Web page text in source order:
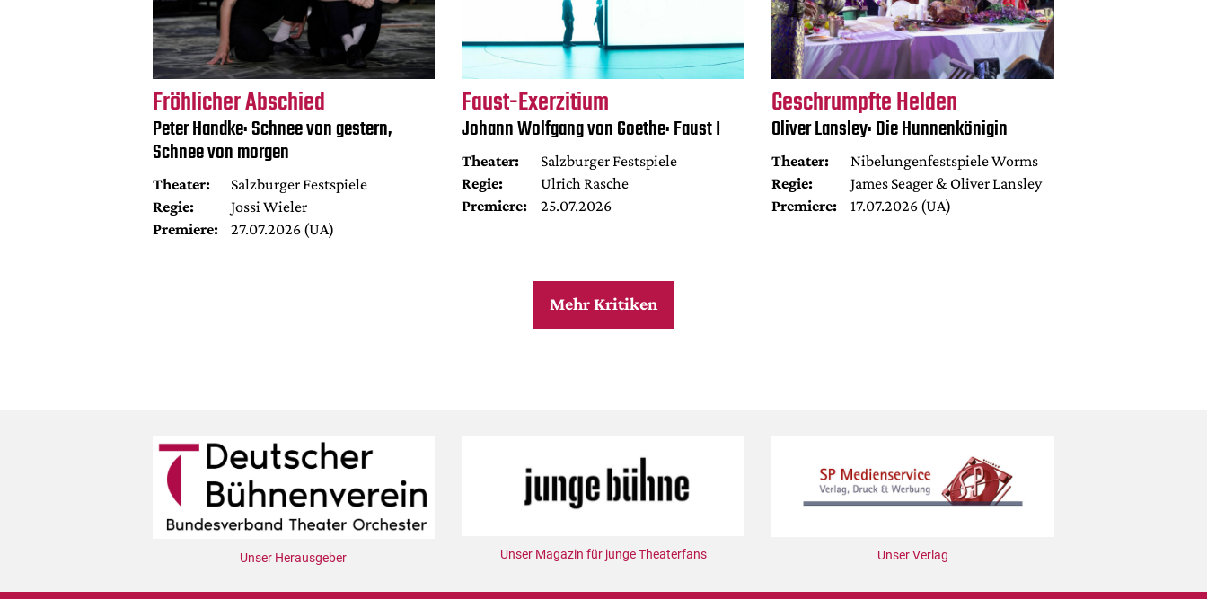
Fröhlicher Abschied
Peter Handke: Schnee von gestern,
Schnee von morgen
Theater:
Salzburger Festspiele
Regie:
Jossi Wieler
Premiere:
27.07.2026 (UA)
Faust-Exerzitium
Johann Wolfgang von Goethe: Faust I
Theater:
Salzburger Festspiele
Regie:
Ulrich Rasche
Premiere:
25.07.2026
Geschrumpfte Helden
Oliver Lansley: Die Hunnenkönigin
Theater:
Nibelungenfestspiele Worms
Regie:
James Seager & Oliver Lansley
Premiere:
17.07.2026 (UA)
Mehr Kritiken
Unser Herausgeber Unser Magazin für junge Theaterfans Unser Verlag